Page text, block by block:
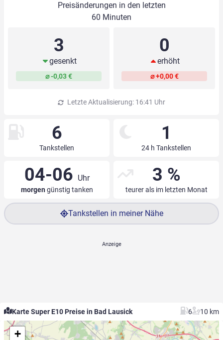
Preisänderungen in den letzten
60 Minuten
3
gesenkt
⌀ -0,03 €
0
erhöht
⌀ +0,00 €
Letzte Aktualisierung: 16:41 Uhr
6
Tankstellen
1
24 h Tankstellen
04-06 Uhr
morgengünstig tanken
3 %
teurer als im letzten Monat
Tankstellen in meiner Nähe
Karte Super E10 Preise in Bad Lausick 6 10 km
+